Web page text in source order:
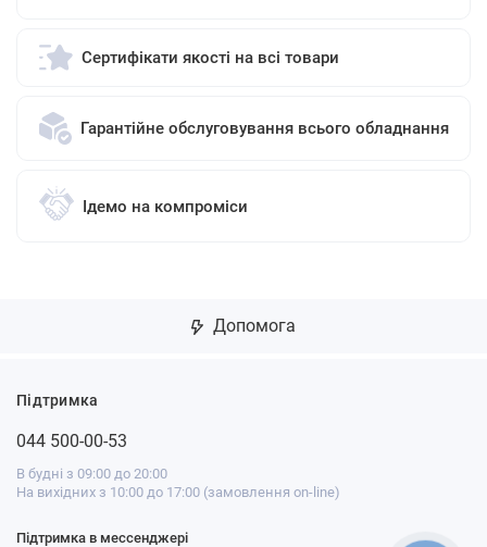
Сертифікати якості на всі товари
Гарантійне обслуговування всього обладнання
Ідемо на компроміси
Допомога
Підтримка
044 500-00-53
В будні з 09:00 до 20:00
На вихідних з 10:00 до 17:00 (замовлення on-line)
Підтримка в мессенджері